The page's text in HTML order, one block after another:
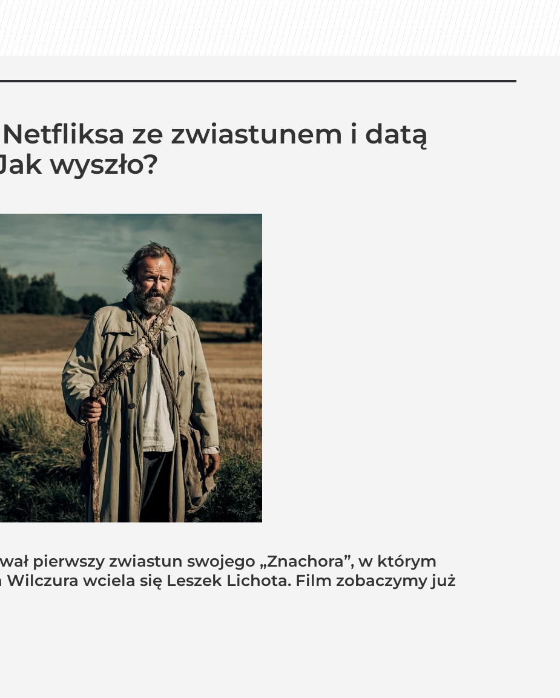
ze zwiastunem i datą
wyszło?
pierwszy zwiastun swojego „Znachora”, w którym
Wilczura wciela się Leszek Lichota. Film zobaczymy już